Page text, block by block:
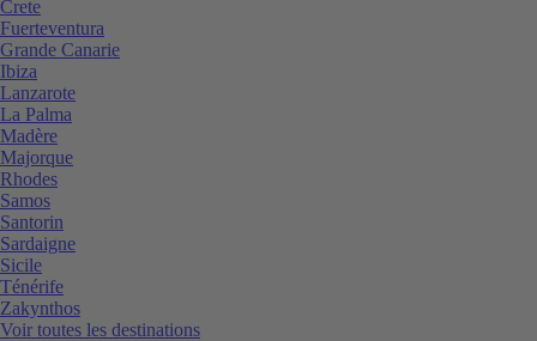
Crete
Fuerteventura
Grande Canarie
Ibiza
Lanzarote
La Palma
Madère
Majorque
Rhodes
Samos
Santorin
Sardaigne
Sicile
Ténérife
Zakynthos
Voir toutes les destinations